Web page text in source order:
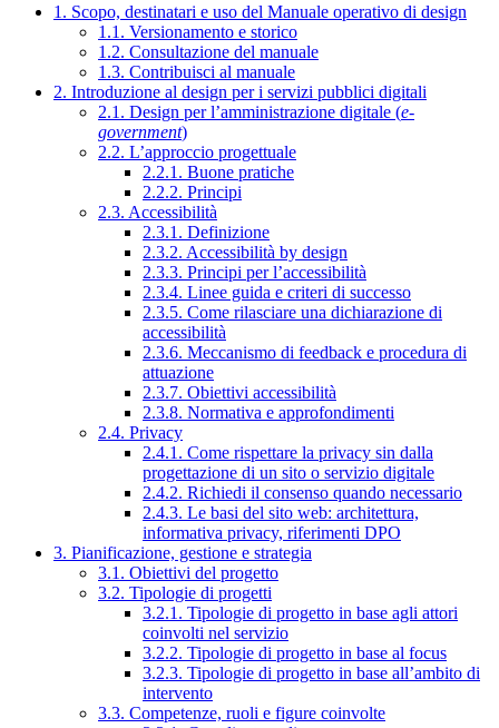
1. Scopo, destinatari e uso del Manuale operativo di design
1.1. Versionamento e storico
1.2. Consultazione del manuale
1.3. Contribuisci al manuale
2. Introduzione al design per i servizi pubblici digitali
2.1. Design per l’amministrazione digitale (e-
government)
2.2. L’approccio progettuale
2.2.1. Buone pratiche
2.2.2. Principi
2.3. Accessibilità
2.3.1. Definizione
2.3.2. Accessibilità by design
2.3.3. Principi per l’accessibilità
2.3.4. Linee guida e criteri di successo
2.3.5. Come rilasciare una dichiarazione di
accessibilità
2.3.6. Meccanismo di feedback e procedura di
attuazione
2.3.7. Obiettivi accessibilità
2.3.8. Normativa e approfondimenti
2.4. Privacy
2.4.1. Come rispettare la privacy sin dalla
progettazione di un sito o servizio digitale
2.4.2. Richiedi il consenso quando necessario
2.4.3. Le basi del sito web: architettura,
informativa privacy, riferimenti DPO
3. Pianificazione, gestione e strategia
3.1. Obiettivi del progetto
3.2. Tipologie di progetti
3.2.1. Tipologie di progetto in base agli attori
coinvolti nel servizio
3.2.2. Tipologie di progetto in base al focus
3.2.3. Tipologie di progetto in base all’ambito di
intervento
3.3. Competenze, ruoli e figure coinvolte